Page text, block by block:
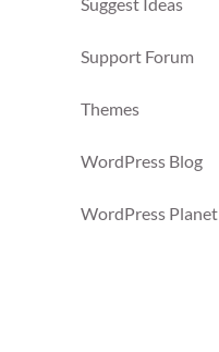
Suggest Ideas
Support Forum
Themes
WordPress Blog
WordPress Planet